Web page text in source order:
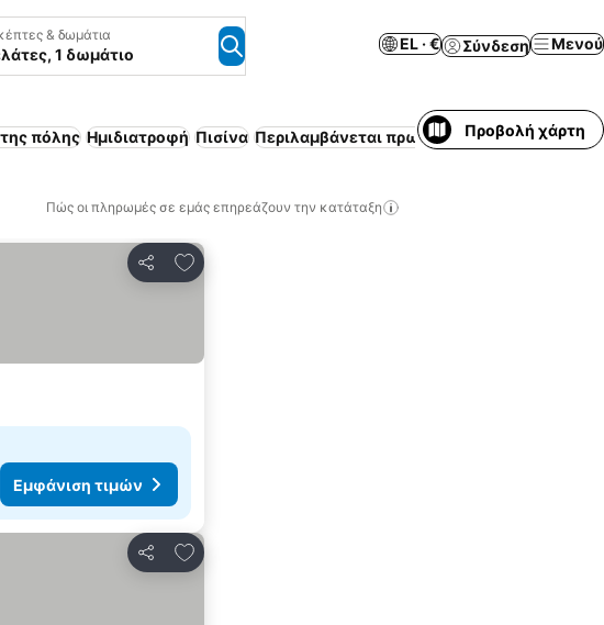
& δωμάτια
1 δωμάτιο
EL · € Σύνδεση Μενού
πόλης Ημιδιατροφή Πισίνα Περιλαμβάνεται πρωινό Επιπλωμένο
Προβολή χάρτη
Πώς οι πληρωμές σε εμάς επηρεάζουν την κατάταξη
Κοινοποίηση
Προσθήκη στα αγαπημένα
Εμφάνιση τιμών
Κοινοποίηση
Προσθήκη στα αγαπημένα